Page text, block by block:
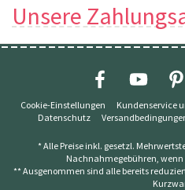
Unsere
Cookie-Einstellungen Kundenservice
Datenschutz
* Alle Preise inkl. gesetzl.
Nachnahmegebühren,
** Ausgenommen sind alle bereits